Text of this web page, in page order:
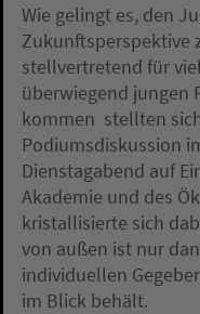
Wie gelingt es, den
Zukunftsperspektive
stellvertretend für
überwiegend jungen
kommen  stellten
Podiumsdiskussion
Dienstagabend auf
Akademie und des
kristallisierte sich
von außen ist nur
individuellen
im Blick behält.